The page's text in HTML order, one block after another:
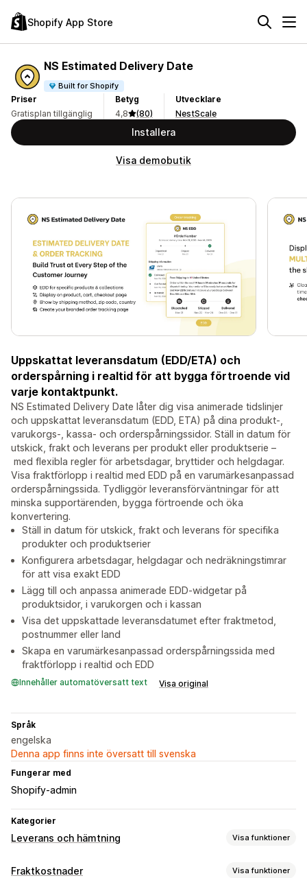
Shopify App Store
NS Estimated Delivery Date
Built for Shopify
Priser
Gratisplan tillgänglig
Betyg
4,8
(80)
Utvecklare
NestScale
Installera
Visa demobutik
Uppskattat leveransdatum (EDD/ETA) och
orderspårning i realtid för att bygga förtroende vid
varje kontaktpunkt.
NS Estimated Delivery Date låter dig visa animerade tidslinjer
och uppskattat leveransdatum (EDD, ETA) på dina produkt-,
varukorgs-, kassa- och orderspårningssidor. Ställ in datum för
utskick, frakt och leverans per produkt eller produktserie –
med flexibla regler för arbetsdagar, bryttider och helgdagar.
Visa fraktförlopp i realtid med EDD på en varumärkesanpassad
orderspårningssida. Tydliggör leveransförväntningar för att
minska supportärenden, bygga förtroende och öka
konvertering.
Ställ in datum för utskick, frakt och leverans för specifika
produkter och produktserier
Konfigurera arbetsdagar, helgdagar och nedräkningstimrar
för att visa exakt EDD
Lägg till och anpassa animerade EDD-widgetar på
produktsidor, i varukorgen och i kassan
Visa det uppskattade leveransdatumet efter fraktmetod,
postnummer eller land
Skapa en varumärkesanpassad orderspårningssida med
fraktförlopp i realtid och EDD
Innehåller automatöversatt text Visa original
Språk
engelska
Denna app finns inte översatt till svenska
Fungerar med
Shopify-admin
Kategorier
Leverans och hämtning Visa funktioner
Leveransalternativ
Fraktkostnader Visa funktioner